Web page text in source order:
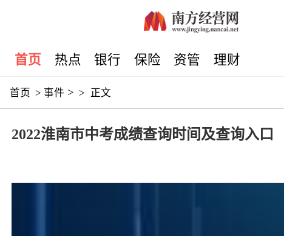
首页 热点 银行 保险 资管 理财
首页 > 事件 > > 正文
2022淮南市中考成绩查询时间及查询入口